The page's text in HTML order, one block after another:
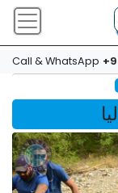
Call & WhatsApp